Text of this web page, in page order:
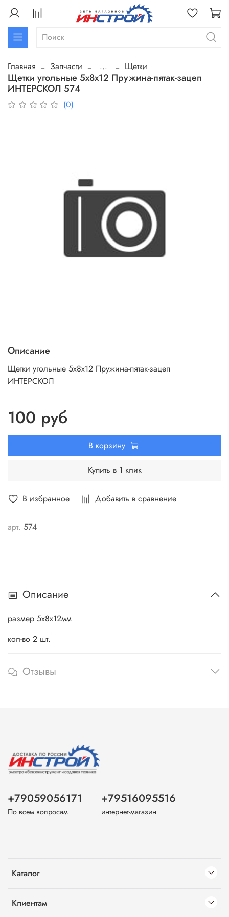
Главная Запчасти ... Щетки
Щетки угольные 5х8х12 Пружина-пятак-зацеп
ИНТЕРСКОЛ 574
(0)
В избранное Добавить в сравнение
арт. 574
Описание
Щетки угольные 5х8х12 Пружина-пятак-зацеп
ИНТЕРСКОЛ
100 руб
В корзину
Купить в 1 клик
Описание
размер 5х8х12мм
кол-во 2 шт.
Отзывы
Каталог
Клиентам
+79059056171
По всем вопросам
+79516095516
интернет-магазин